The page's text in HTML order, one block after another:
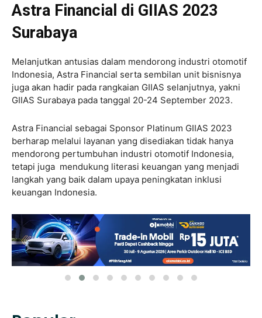
Astra Financial di GIIAS 2023
Surabaya
Melanjutkan antusias dalam mendorong industri otomotif
Indonesia, Astra Financial serta sembilan unit bisnisnya
juga akan hadir pada rangkaian GIIAS selanjutnya, yakni
GIIAS Surabaya pada tanggal 20-24 September 2023.
Astra Financial sebagai Sponsor Platinum GIIAS 2023
berharap melalui layanan yang disediakan tidak hanya
mendorong pertumbuhan industri otomotif Indonesia,
tetapi juga mendukung literasi keuangan yang menjadi
langkah yang baik dalam upaya peningkatan inklusi
keuangan Indonesia.